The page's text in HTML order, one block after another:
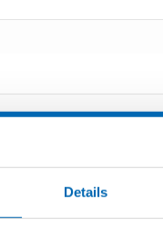
Details